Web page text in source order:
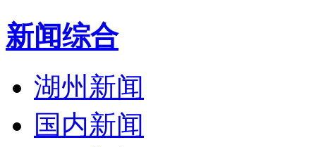
新闻综合
湖州新闻
国内新闻